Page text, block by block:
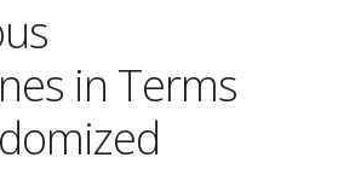
in Terms